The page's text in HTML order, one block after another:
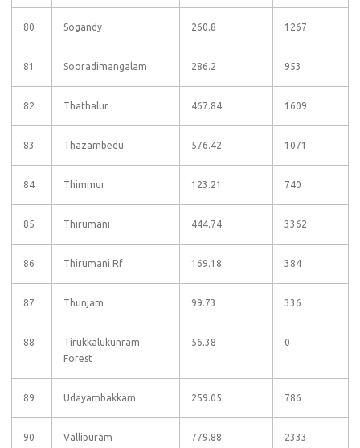
80 Sogandy 260.8 1267
81 Sooradimangalam 286.2 953
82 Thathalur 467.84 1609
83 Thazambedu 576.42 1071
84 Thimmur 123.21 740
85 Thirumani 444.74 3362
86 Thirumani Rf 169.18 384
87 Thunjam 99.73 336
88
Tirukkalukunram
Forest
56.38 0
89 Udayambakkam 259.05 786
90 Vallipuram 779.88 2333